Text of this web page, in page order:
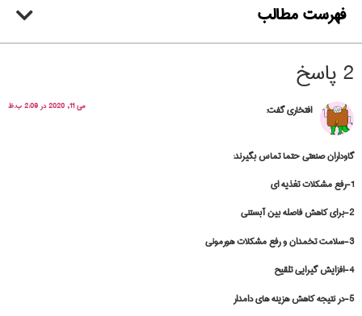
فهرست مطالب
2 پاسخ
افتخاریگفت: می 11, 2020 در 2:09 ب.ظ
گاوداران صنعتی حتما تماس بگیرند:
1-رفع مشکلات تغذیه ای
2-برای کاهش فاصله بین آبستنی
3-سلامت تخمدان و رفع مشکلات هورمونی
4-افزایش گیرایی تلقیح
5-در نتیجه کاهش هزینه های دامدار